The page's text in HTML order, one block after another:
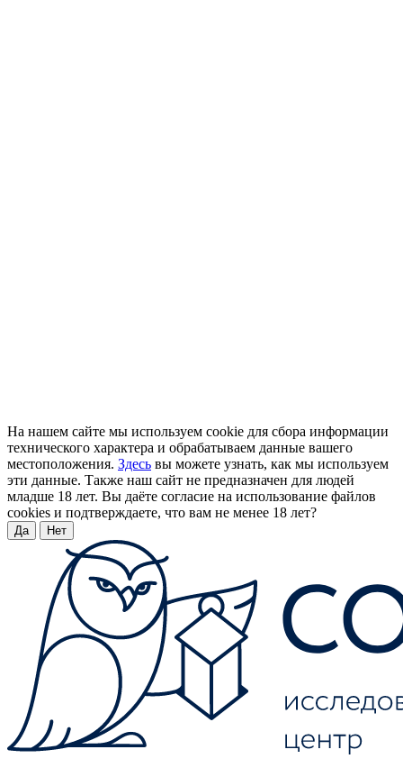
На нашем сайте мы используем cookie для сбора информации
технического характера и обрабатываем данные вашего
местоположения. Здесь вы можете узнать, как мы используем
эти данные. Также наш сайт не предназначен для людей
младше 18 лет. Вы даёте согласие на использование файлов
cookies и подтверждаете, что вам не менее 18 лет?
Да Нет